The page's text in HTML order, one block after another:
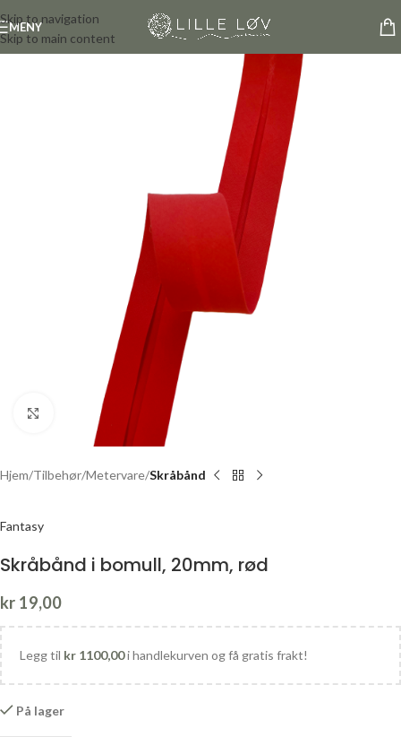
Skip to navigation
Skip to main content
MENY
Click to enlarge
Hjem Tilbehør Metervare Skråbånd
Fantasy
Skråbånd i bomull, 20mm, rød
kr 19,00
Legg til kr 1100,00i handlekurven og få gratis frakt!
På lager